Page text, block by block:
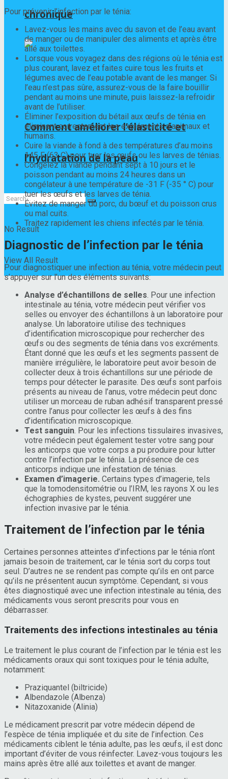
chronique
Comment améliorer l’élasticité et
l’hydratation de la peau
No Result
View All Result
Pour prévenir l’infection par le ténia:
Lavez-vous les mains avec du savon et de l’eau avant
de manger ou de manipuler des aliments et après être
allé aux toilettes.
Lorsque vous voyagez dans des régions où le ténia est
plus courant, lavez et faites cuire tous les fruits et
légumes avec de l’eau potable avant de les manger. Si
l’eau n’est pas sûre, assurez-vous de la faire bouillir
pendant au moins une minute, puis laissez-la refroidir
avant de l’utiliser.
Éliminer l’exposition du bétail aux œufs de ténia en
éliminant correctement les excréments d’animaux et
humains.
Cuire la viande à fond à des températures d’au moins
145 F (63 C) pour tuer les œufs ou les larves de ténias.
Congelez la viande pendant sept à 10 jours et le
poisson pendant au moins 24 heures dans un
congélateur à une température de -31 F (-35 ° C) pour
tuer les œufs et les larves de ténia.
Évitez de manger du porc, du bœuf et du poisson crus
ou mal cuits.
Traitez rapidement les chiens infectés par le ténia.
Diagnostic de l’infection par le ténia
Pour diagnostiquer une infection au ténia, votre médecin peut
s’appuyer sur l’un des éléments suivants:
Analyse d’échantillons de selles . Pour une infection
intestinale au ténia, votre médecin peut vérifier vos
selles ou envoyer des échantillons à un laboratoire pour
analyse. Un laboratoire utilise des techniques
d’identification microscopique pour rechercher des
œufs ou des segments de ténia dans vos excréments.
Étant donné que les œufs et les segments passent de
manière irrégulière, le laboratoire peut avoir besoin de
collecter deux à trois échantillons sur une période de
temps pour détecter le parasite. Des œufs sont parfois
présents au niveau de l’anus, votre médecin peut donc
utiliser un morceau de ruban adhésif transparent pressé
contre l’anus pour collecter les œufs à des fins
d’identification microscopique.
Test sanguin . Pour les infections tissulaires invasives,
votre médecin peut également tester votre sang pour
les anticorps que votre corps a pu produire pour lutter
contre l’infection par le ténia. La présence de ces
anticorps indique une infestation de ténias.
Examen d’imagerie. Certains types d’imagerie, tels
que la tomodensitométrie ou l’IRM, les rayons X ou les
échographies de kystes, peuvent suggérer une
infection invasive par le ténia.
Traitement de l’infection par le ténia
Certaines personnes atteintes d’infections par le ténia n’ont
jamais besoin de traitement, car le ténia sort du corps tout
seul. D’autres ne se rendent pas compte qu’ils en ont parce
qu’ils ne présentent aucun symptôme. Cependant, si vous
êtes diagnostiqué avec une infection intestinale au ténia, des
médicaments vous seront prescrits pour vous en
débarrasser.
Traitements des infections intestinales au ténia
Le traitement le plus courant de l’infection par le ténia est les
médicaments oraux qui sont toxiques pour le ténia adulte,
notamment:
Praziquantel (biltricide)
Albendazole (Albenza)
Nitazoxanide (Alinia)
Le médicament prescrit par votre médecin dépend de
l’espèce de ténia impliquée et du site de l’infection. Ces
médicaments ciblent le ténia adulte, pas les œufs, il est donc
important d’éviter de vous réinfecter. Lavez-vous toujours les
mains après être allé aux toilettes et avant de manger.